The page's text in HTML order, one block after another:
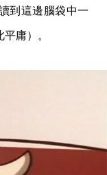
到這邊腦袋中一
庸）。